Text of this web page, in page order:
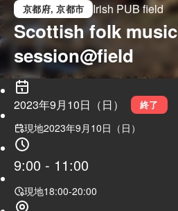
京都府, 京都市 Irish PUB field
Scottish folk music
session@field
2023年9月10日（日） 終了
現地2023年9月10日（日）
9:00 - 11:00
現地18:00-20:00